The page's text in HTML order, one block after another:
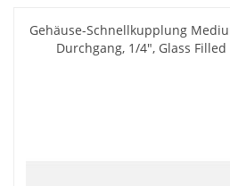
Gehäuse-Schnellkupplung
Durchgang, 1/4", Glass Filled